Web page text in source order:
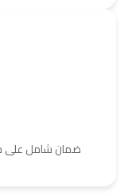
ضمان شامل على